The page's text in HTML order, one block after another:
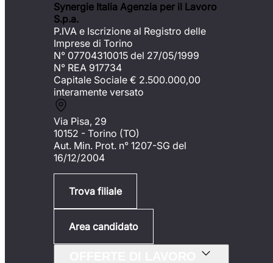
Synergie Italia Agenzia per il Lavoro
S.p.a.
P.IVA e Iscrizione al Registro delle
Imprese di Torino
N° 07704310015 del 27/05/1999
N° REA 917734
Capitale Sociale € 2.500.000,00
interamente versato
Via Pisa, 29
10152 - Torino (TO)
Aut. Min. Prot. n° 1207-SG del
16/12/2004
Trova filiale
Area candidato